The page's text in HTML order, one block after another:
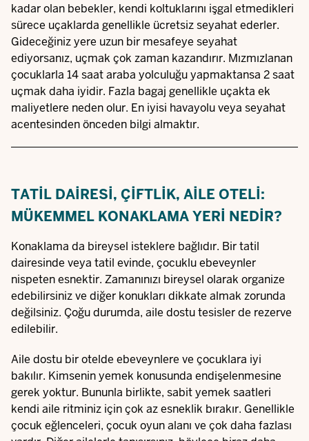
kadar olan bebekler, kendi koltuklarını işgal etmedikleri
sürece uçaklarda genellikle ücretsiz seyahat ederler.
Gideceğiniz yere uzun bir mesafeye seyahat
ediyorsanız, uçmak çok zaman kazandırır. Mızmızlanan
çocuklarla 14 saat araba yolculuğu yapmaktansa 2 saat
uçmak daha iyidir. Fazla bagaj genellikle uçakta ek
maliyetlere neden olur. En iyisi havayolu veya seyahat
acentesinden önceden bilgi almaktır.
TATIL DAIRESI, ÇIFTLIK, AILE OTELI:
MÜKEMMEL KONAKLAMA YERI NEDIR?
Konaklama da bireysel isteklere bağlıdır. Bir tatil
dairesinde veya tatil evinde, çocuklu ebeveynler
nispeten esnektir. Zamanınızı bireysel olarak organize
edebilirsiniz ve diğer konukları dikkate almak zorunda
değilsiniz. Çoğu durumda, aile dostu tesisler de rezerve
edilebilir.
Aile dostu bir otelde ebeveynlere ve çocuklara iyi
bakılır. Kimsenin yemek konusunda endişelenmesine
gerek yoktur. Bununla birlikte, sabit yemek saatleri
kendi aile ritminiz için çok az esneklik bırakır. Genellikle
çocuk eğlenceleri, çocuk oyun alanı ve çok daha fazlası